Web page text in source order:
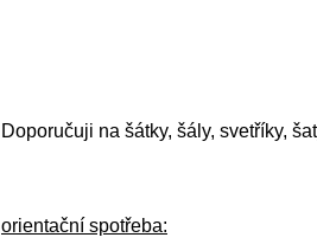
Doporučuji na šátky, šály, svetříky,
orientační spotřeba: